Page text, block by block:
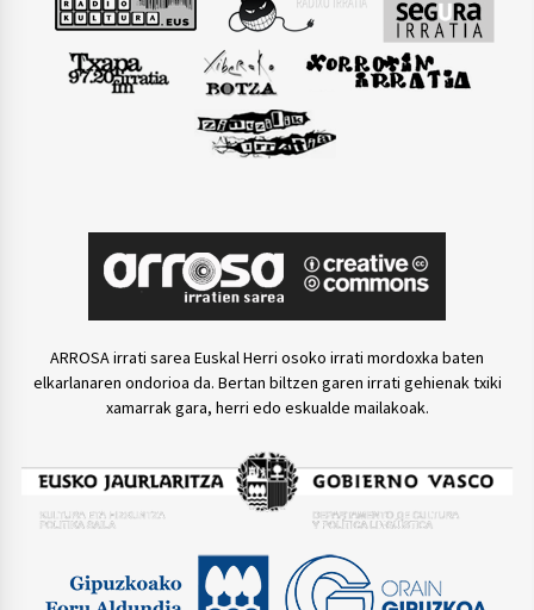
ARROSA irrati sarea Euskal Herri osoko irrati mordoxka baten
elkarlanaren ondorioa da. Bertan biltzen garen irrati gehienak txiki
xamarrak gara, herri edo eskualde mailakoak.